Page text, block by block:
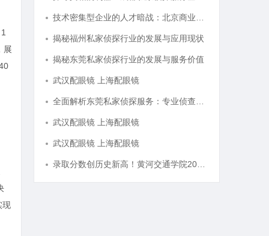
展
现
揭秘福州私家侦探行业的发展与应用现状
揭秘东莞私家侦探行业的发展与服务价值
武汉配眼镜 上海配眼镜
武汉配眼镜 上海配眼镜
武汉配眼镜 上海配眼镜